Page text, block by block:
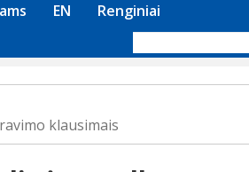
EN Renginiai
forma
klausimais